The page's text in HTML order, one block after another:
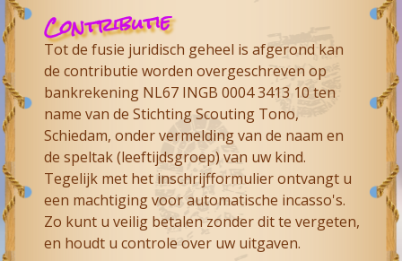
Contributie
Tot de fusie juridisch geheel is afgerond kan
de contributie worden overgeschreven op
bankrekening NL67 INGB 0004 3413 10 ten
name van de Stichting Scouting Tono,
Schiedam, onder vermelding van de naam en
de speltak (leeftijdsgroep) van uw kind.
Tegelijk met het inschrijfformulier ontvangt u
een machtiging voor automatische incasso's.
Zo kunt u veilig betalen zonder dit te vergeten,
en houdt u controle over uw uitgaven.